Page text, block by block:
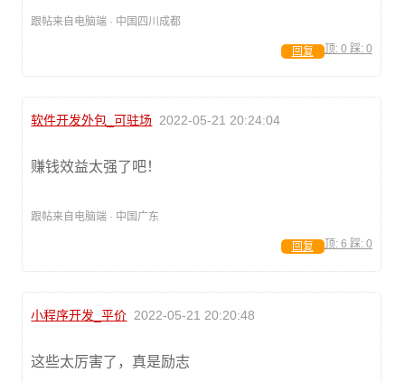
跟帖来自电脑端 · 中国四川成都
顶: 0 踩: 0
回复
软件开发外包_可驻场 2022-05-21 20:24:04
赚钱效益太强了吧！
跟帖来自电脑端 · 中国广东
顶: 6 踩: 0
回复
小程序开发_平价 2022-05-21 20:20:48
这些太厉害了，真是励志